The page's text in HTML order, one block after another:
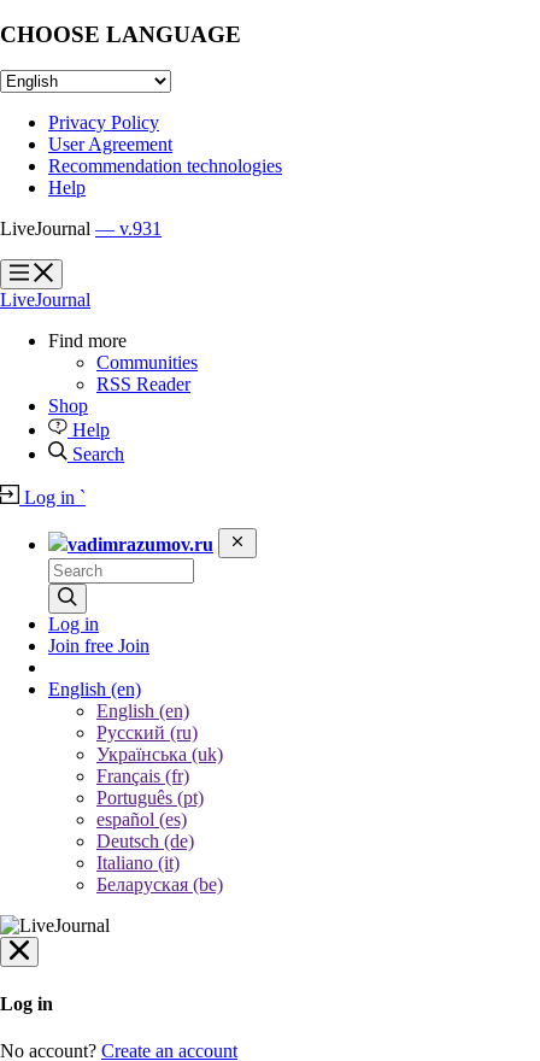
CHOOSE LANGUAGE
Privacy Policy
User Agreement
Recommendation technologies
Help
LiveJournal — v.931
?
?
LiveJournal
Find more
Communities
RSS Reader
Shop
Help
Search
Log in `
vadimrazumov.ru
Log in
Join free Join
English (en)
English (en)
Русский (ru)
Українська (uk)
Français (fr)
Português (pt)
español (es)
Deutsch (de)
Italiano (it)
Беларуская (be)
Log in
No account? Create an account